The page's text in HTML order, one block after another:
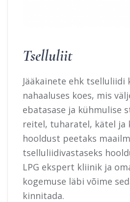
Tselluliit
Jääkainete ehk tselluliidi
nahaaluses koes, mis
ebatasase ja kühmulise
reitel, tuharatel, kätel ja
hooldust peetaks
tselluliidivastaseks
LPG ekspert kliinik ja
kogemuse läbi võime
kinnitada.